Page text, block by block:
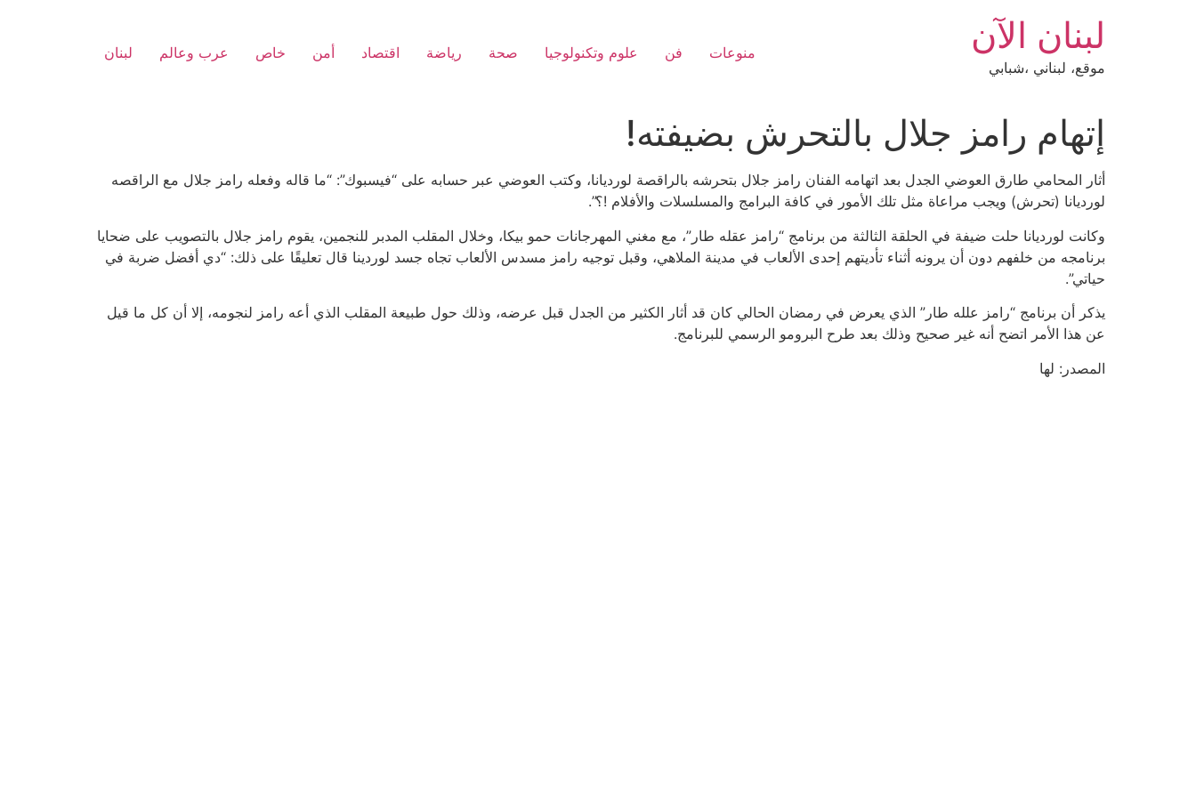
لبنان الآن
موقع، لبناني ،شبابي
منوعات فن علوم وتكنولوجيا صحة رياضة اقتصاد أمن خاص عرب وعالم لبنان
إتهام رامز جلال بالتحرش بضيفته!
أثار المحامي طارق العوضي الجدل بعد اتهامه الفنان رامز جلال بتحرشه بالراقصة لورديانا، وكتب العوضي عبر حسابه على “فيسبوك”: “ما قاله وفعله رامز جلال مع الراقصه
لورديانا (تحرش) ويجب مراعاة مثل تلك الأمور في كافة البرامج والمسلسلات والأفلام !؟”.
وكانت لورديانا حلت ضيفة في الحلقة الثالثة من برنامج “رامز عقله طار”، مع مغني المهرجانات حمو بيكا، وخلال المقلب المدبر للنجمين، يقوم رامز جلال بالتصويب على ضحايا
برنامجه من خلفهم دون أن يرونه أثناء تأديتهم إحدى الألعاب في مدينة الملاهي، وقبل توجيه رامز مسدس الألعاب تجاه جسد لوردينا قال تعليقًا على ذلك: “دي أفضل ضربة في
حياتي”.
يذكر أن برنامج “رامز علله طار” الذي يعرض في رمضان الحالي كان قد أثار الكثير من الجدل قبل عرضه، وذلك حول طبيعة المقلب الذي أعه رامز لنجومه، إلا أن كل ما قيل
عن هذا الأمر اتضح أنه غير صحيح وذلك بعد طرح البرومو الرسمي للبرنامج.
المصدر: لها